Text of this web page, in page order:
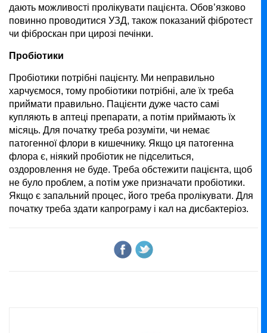
дають можливості пролікувати пацієнта. Обов’язково
повинно проводитися УЗД, також показаний фібротест
чи фіброскан при цирозі печінки.
Пробіотики
Пробіотики потрібні пацієнту. Ми неправильно
харчуємося, тому пробіотики потрібні, але їх треба
приймати правильно. Пацієнти дуже часто самі
купляють в аптеці препарати, а потім приймають їх
місяць. Для початку треба розуміти, чи немає
патогенної флори в кишечнику. Якщо ця патогенна
флора є, ніякий пробіотик не підселиться,
оздоровлення не буде. Треба обстежити пацієнта, щоб
не було проблем, а потім уже призначати пробіотики.
Якщо є запальний процес, його треба пролікувати. Для
початку треба здати капрограму і кал на дисбактеріоз.